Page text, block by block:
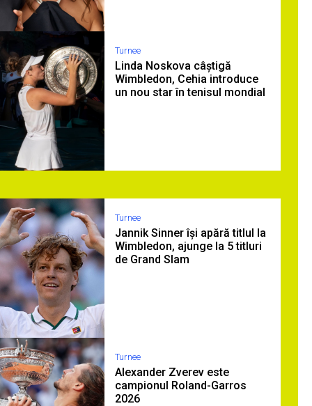
Turnee
Linda Noskova câștigă
Wimbledon, Cehia introduce
un nou star în tenisul mondial
Turnee
Jannik Sinner își apără titlul la
Wimbledon, ajunge la 5 titluri
de Grand Slam
Turnee
Alexander Zverev este
campionul Roland-Garros
2026